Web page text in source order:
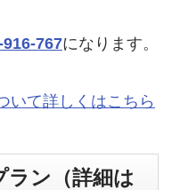
767になります。
いて詳しくはこちら
ラン（詳細は